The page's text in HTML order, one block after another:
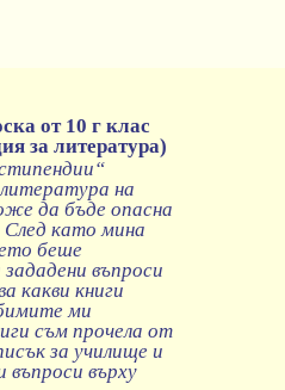
от 10 г клас
за литература)
на
да бъде опасна
като мина
беше
въпроси
какви книги
ми
съм прочела от
за училище и
въпроси върху